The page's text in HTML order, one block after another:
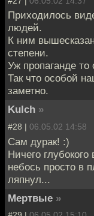
Приходилось
людей.
К ним
степени.
Уж пропаганде
Так что особой
заметно.
Kulch »
#28 | 06.05.02 14:58
Сам дурак! :)
Ничего
небось просто в
ляпнул...
Мертвые »